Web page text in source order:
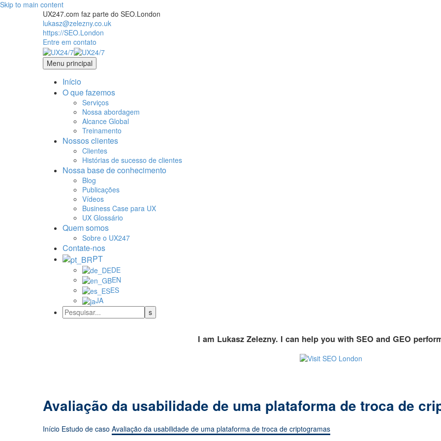
Skip to main content
UX247.com faz parte do SEO.London
lukasz@zelezny.co.uk
https://SEO.London
Entre em contato
Menu principal
Início
O que fazemos
Serviços
Nossa abordagem
Alcance Global
Treinamento
Nossos clientes
Clientes
Histórias de sucesso de clientes
Nossa base de conhecimento
Blog
Publicações
Vídeos
Business Case para UX
UX Glossário
Quem somos
Sobre o UX247
Contate-nos
PT
DE
EN
ES
JA
I am Lukasz Zelezny. I can help you with SEO and GEO
Avaliação da usabilidade de uma plataforma de troca de
Início Estudo de caso Avaliação da usabilidade de uma plataforma de troca de criptogramas